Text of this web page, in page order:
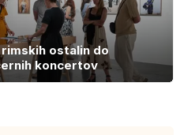
ostalin do
koncertov